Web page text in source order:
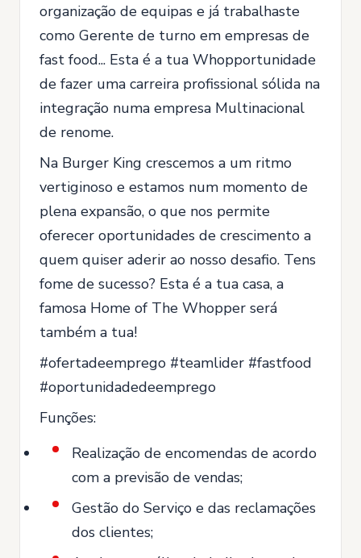
organização de equipas e já trabalhaste
como Gerente de turno em empresas de
fast food... Esta é a tua Whopportunidade
de fazer uma carreira profissional sólida na
integração numa empresa Multinacional
de renome.
Na Burger King crescemos a um ritmo
vertiginoso e estamos num momento de
plena expansão, o que nos permite
oferecer oportunidades de crescimento a
quem quiser aderir ao nosso desafio. Tens
fome de sucesso? Esta é a tua casa, a
famosa Home of The Whopper será
também a tua!
#ofertadeemprego #teamlider #fastfood
#oportunidadedeemprego
Funções:
Realização de encomendas de acordo
com a previsão de vendas;
Gestão do Serviço e das reclamações
dos clientes;